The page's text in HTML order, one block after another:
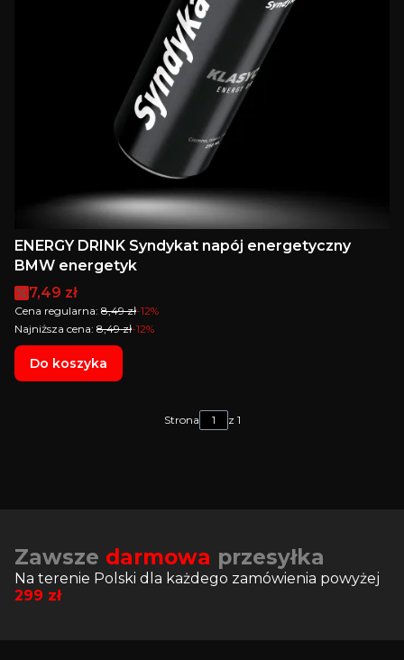
ENERGY DRINK Syndykat napój energetyczny
BMW energetyk
Cena promocyjna
7,49 zł
Cena regularna: 8,49 zł-12%
Najniższa cena: 8,49 zł-12%
Do koszyka
Strona z 1
Zawsze darmowa przesyłka
Na terenie Polski dla każdego zamówienia powyżej
299 zł